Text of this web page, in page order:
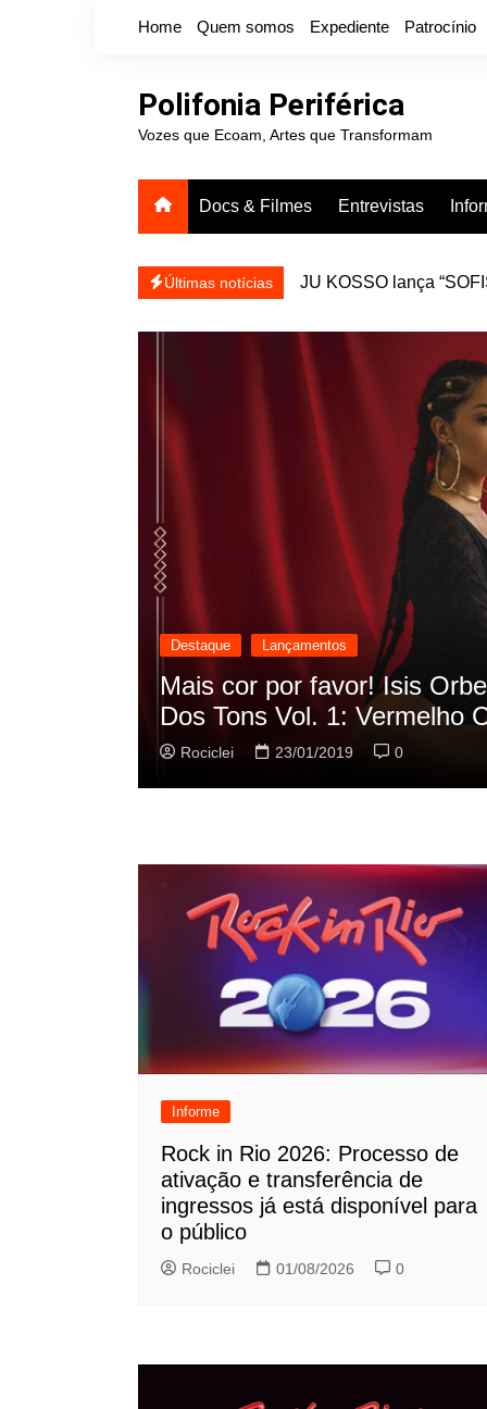
Home Quem somos Expediente Patrocínio
Polifonia Periférica
Vozes que Ecoam, Artes que Transformam
Docs & Filmes Entrevistas
Últimas notícias
JU KOSSO lança
Destaque Lançamentos
Mais cor por favor! Isis
Dos Tons Vol. 1: Vermelho
Rociclei 23/01/2019 0
Informe
Rock in Rio 2026: Processo de
ativação e transferência de
ingressos já está disponível para
o público
Rociclei 01/08/2026 0